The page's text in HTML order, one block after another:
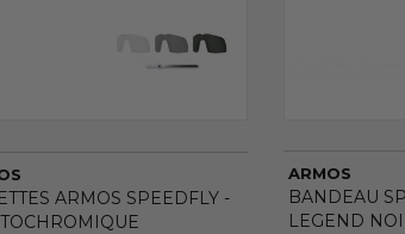
ARMOS SPEEDFLY -
ARMOS
BANDEAU
LEGEND